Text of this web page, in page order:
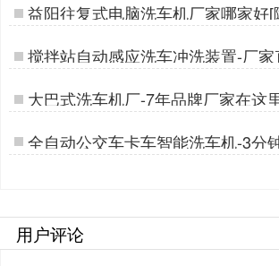
益阳往复式电脑洗车机厂家哪家好[
鑫晟]…
搅拌站自动感应洗车冲洗装置-厂家
批发价[隆茂鑫晟]…
大巴式洗车机厂-7年品牌厂家在这
茂鑫晟]…
全自动公交车卡车智能洗车机-3分
净出行[隆茂鑫晟]…
用户评论